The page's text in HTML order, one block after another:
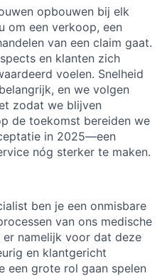
opbouwen bij elk
een verkoop, een
van een claim gaat.
en klanten zich
voelen. Snelheid
en we volgen
zodat we blijven
de toekomst bereiden we
in 2025—een
nóg sterker te maken.
ben je een onmisbare
van ons medische
namelijk voor dat deze
en klantgericht
een grote rol gaan spelen